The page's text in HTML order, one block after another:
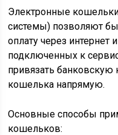
Электронные
системы) позволяют
оплату через интернет
подключенных к
привязать банковскую
кошелька напрямую.
Основные способы
кошельков: